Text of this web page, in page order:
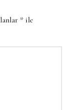
* ile